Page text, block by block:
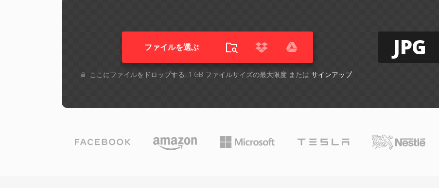
ファイルを選ぶ
ここにファイルをドロップする. 1 GB ファイルサイズの最大限度 または サインアップ
JPG